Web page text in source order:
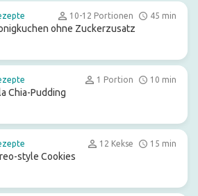
10-12 Portionen 45 min
ohne Zuckerzusatz
1 Portion 10 min
Chia-Pudding
12 Kekse 15 min
style Cookies